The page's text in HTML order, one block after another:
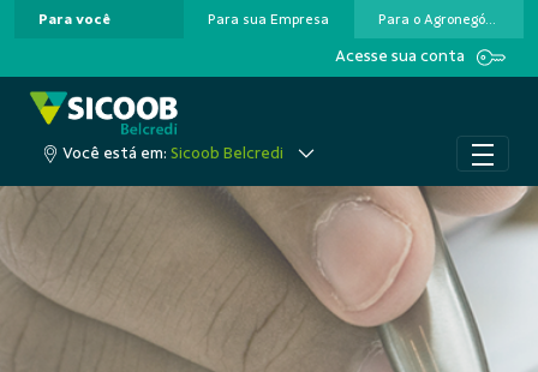
Pular para o Conteúdo principal
Para você Para sua Empresa Para o Agronegócio
Acesse sua conta
Você está em: Sicoob Belcredi